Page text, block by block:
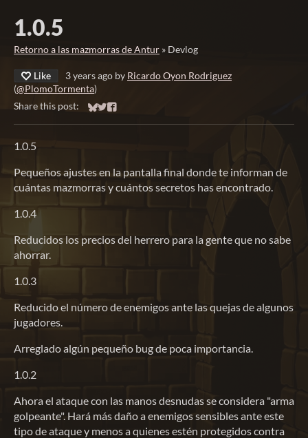
1.0.5
Retorno a las mazmorras de Antur » Devlog
Like 3 years ago by Ricardo Oyon Rodriguez
(@PlomoTormenta)
Share this post:
Share on Bluesky
Share on Twitter
Share on Facebook
1.0.5
Pequeños ajustes en la pantalla final donde te informan de
cuántas mazmorras y cuántos secretos has encontrado.
1.0.4
Reducidos los precios del herrero para la gente que no sabe
ahorrar.
1.0.3
Reducido el número de enemigos ante las quejas de algunos
jugadores.
Arreglado algún pequeño bug de poca importancia.
1.0.2
Ahora el ataque con las manos desnudas se considera "arma
golpeante". Hará más daño a enemigos sensibles ante este
tipo de ataque y menos a quienes estén protegidos contra